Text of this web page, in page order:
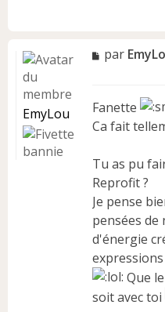
EmyLou
M
e
a
g
n
o
n
l
u
par
Fanette
Ca fait
Tu as pu
Reprofit ?
Je pense
pensées de
d'énergie
Que
soit avec toi